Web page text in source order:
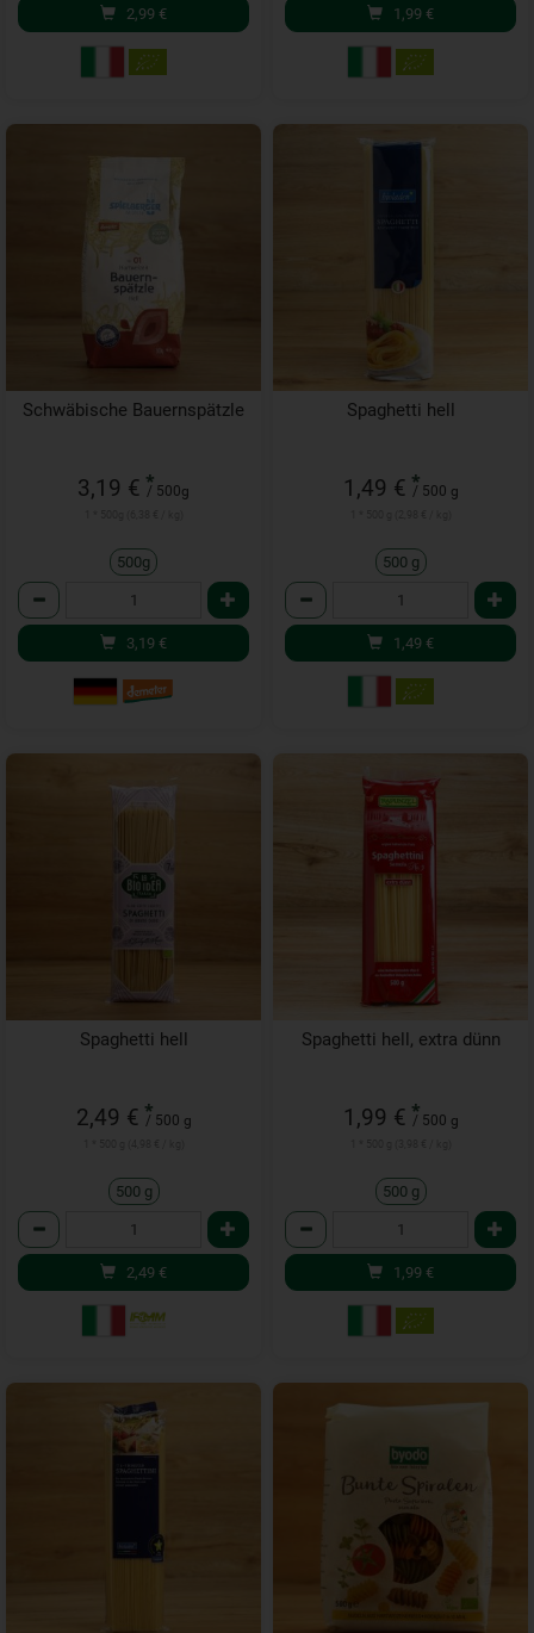
2,99 € 1,99 €
Schwäbische Bauernspätzle
3,19 € *
/ 500g
500g
Anzahl
3,19 €
Spaghetti hell
1,49 € *
/ 500 g
500 g
Anzahl
1,49 €
Spaghetti hell
2,49 € *
/ 500 g
500 g
Anzahl
2,49 €
Spaghetti hell, extra dünn
1,99 € *
/ 500 g
500 g
Anzahl
1,99 €